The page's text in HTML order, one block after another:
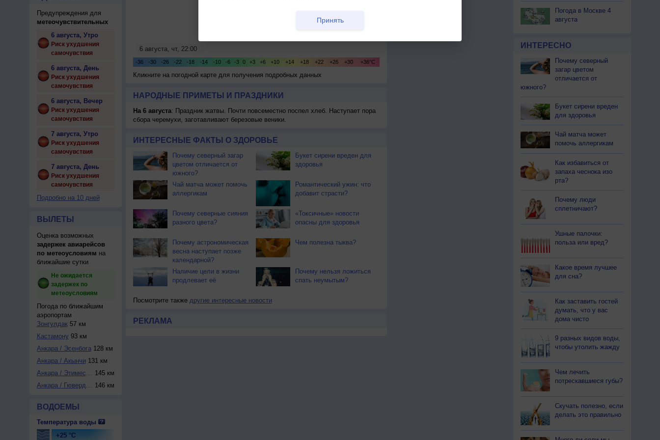
Предупреждения для
метеочувствительных
6 августа, Утро
Риск ухудшения
самочувствия
6 августа, День
Риск ухудшения
самочувствия
6 августа, Вечер
Риск ухудшения
самочувствия
7 августа, Утро
Риск ухудшения
самочувствия
7 августа, День
Риск ухудшения
самочувствия
Подробно на 10 дней
ВЫЛЕТЫ
Оценка возможных
задержек авиарейсов
по метеоусловиям на
ближайшие сутки
Не ожидается
задержек по
метеоусловиям
Погода по ближайшим
аэропортам
Зонгулдак57 км
Кастамону 93 км
Анкара / Эсенбога128 км
Анкара / Акынчи 131 км
Анкара / Этимесгу... 145 км
Анкара / Гюверджи... 146 км
ВОДОЕМЫ
Температура воды
+25 °C
Кликните на погодной карте для получения подробных данных
НАРОДНЫЕ ПРИМЕТЫ И ПРАЗДНИКИ
На 6 августа: Праздник жатвы. Почти повсеместно поспел хлеб. Наступает пора
сбора черемухи, заготавливают березовые веники.
ИНТЕРЕСНЫЕ ФАКТЫ О ЗДОРОВЬЕ
Почему северный загар
цветом отличается от
южного?
Букет сирени вреден для
здоровья
Чай матча может помочь
аллергикам
Романтический ужин: что
добавит страсти?
Почему северные сияния
разного цвета?
«Токсичные» новости
опасны для здоровья
Почему астрономическая
весна наступает позже
календарной?
Чем полезна тыква?
Наличие цели в жизни
продлевает её
Почему нельзя ложиться
спать неумытым?
Посмотрите также другие интересные новости
РЕКЛАМА
Погода в Москве 4
августа
ИНТЕРЕСНО
Почему северный
загар цветом
отличается от
южного?
Букет сирени вреден
для здоровья
Чай матча может
помочь аллергикам
Как избавиться от
запаха чеснока изо
рта?
Почему люди
сплетничают?
Ушные палочки:
польза или вред?
Какое время лучшее
для сна?
Как заставить гостей
думать, что у вас
дома чисто
9 разных видов воды,
чтобы утолить жажду
Чем лечить
потрескавшиеся губы?
Скучать полезно, если
делать это правильно
Принять